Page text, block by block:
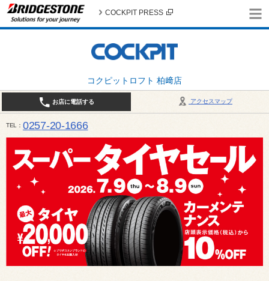
コクピットロフト 柏﨑店
COCKPIT PRESS
アクセスマップ
お店に電話する
TEL 0257-20-1666
平日・土・祝 10:00〜19:00 日曜日（春・秋除く）10:00～18:00 / 定休日：火曜日（1月から2
は月曜日・火曜日お休み）